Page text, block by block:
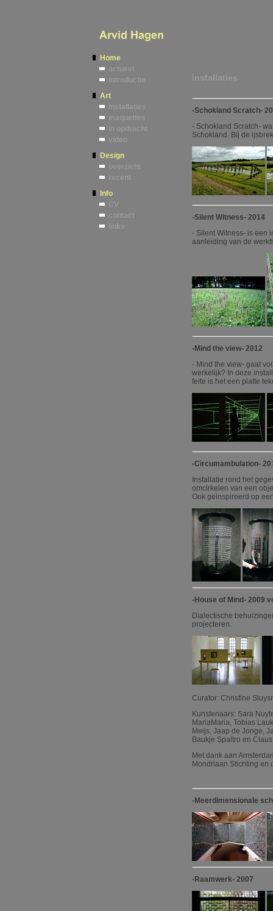
Home
actueel
introductie
Art
installaties
maquettes
in opdracht
video
Design
overzicht
recent
Info
CV
contact
links
installaties
-Schokland Scratch-
- Schokland Scratch-
Schokland. Bij de
-Silent Witness- 2014
- Silent Witness- is een
aanleiding van de
-Mind the view- 2012
- Mind the view- gaat
werkelijk? In deze
feite is het een platte
-Circumambulation-
Installatie rond het
omcirkelen van een
Ook geinspireerd op
-House of Mind- 2009
Dialectische
projecteren.
Curator: Christine
Kunstenaars: Sara
MariaMaria, Tobias
Meijs, Jaap de Jonge,
Baukje Spaltro en
Met dank aan
Mondriaan Stichting en
-Meerdimensionale
-Raamwerk- 2007